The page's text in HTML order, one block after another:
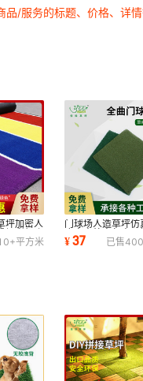
/服务的标题、价格、
坪加密人
平方米
门球场人造草坪仿
皮室内外高尔夫果
曲丝草坪地毯
¥37 已售